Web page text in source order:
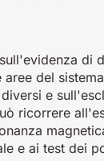
di
del
e
ricorrere
e ai test dei